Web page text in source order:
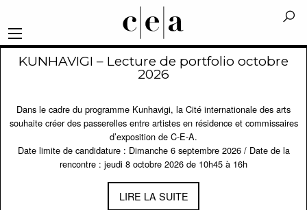
KUNHAVIGI – Lecture de portfolio octobre
2026
Dans le cadre du programme Kunhavigi, la Cité internationale des arts
souhaite créer des passerelles entre artistes en résidence et commissaires
d’exposition de C-E-A.
Date limite de candidature : Dimanche 6 septembre 2026 / Date de la
rencontre : jeudi 8 octobre 2026 de 10h45 à 16h
LIRE LA SUITE